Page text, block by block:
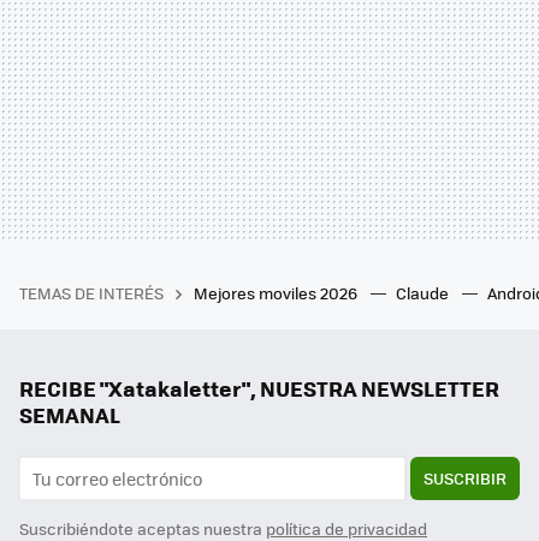
TEMAS DE INTERÉS Mejores moviles 2026 Claude
RECIBE "Xatakaletter", NUESTRA NEWSLETTER
SEMANAL
SUSCRIBIR
Suscribiéndote aceptas nuestra política de privacidad